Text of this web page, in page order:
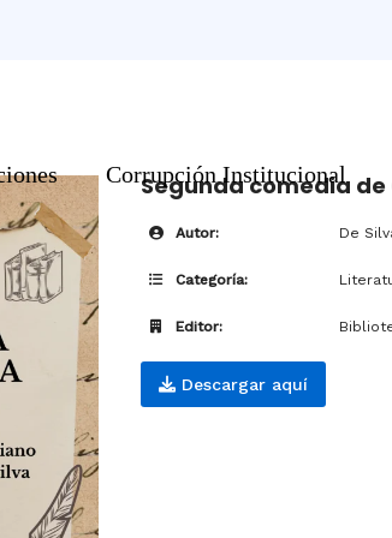
Corrupción Institucional
Segunda comedia
Autor: De
Categoría:
Editor:
Descargar aquí